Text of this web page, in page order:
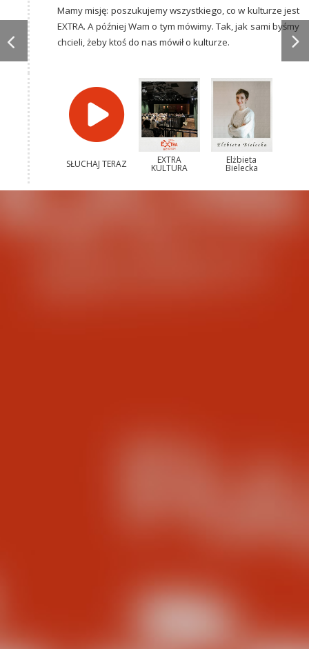
Mamy misję: poszukujemy wszystkiego, co w kulturze jest
EXTRA. A później Wam o tym mówimy. Tak, jak sami byśmy
chcieli, żeby ktoś do nas mówił o kulturze.
SŁUCHAJ TERAZ EXTRA
KULTURA
Elżbieta
Bielecka